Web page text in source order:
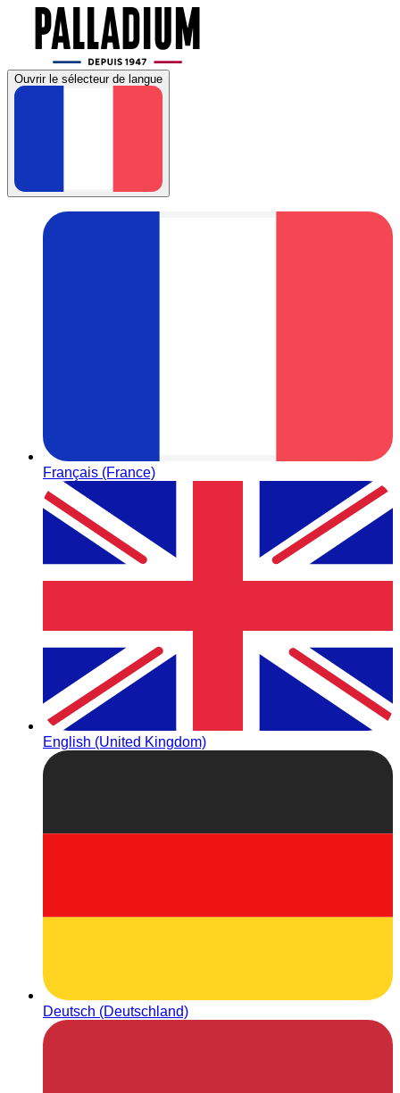
Ouvrir le sélecteur de langue
Français (France)
English (United Kingdom)
Deutsch (Deutschland)